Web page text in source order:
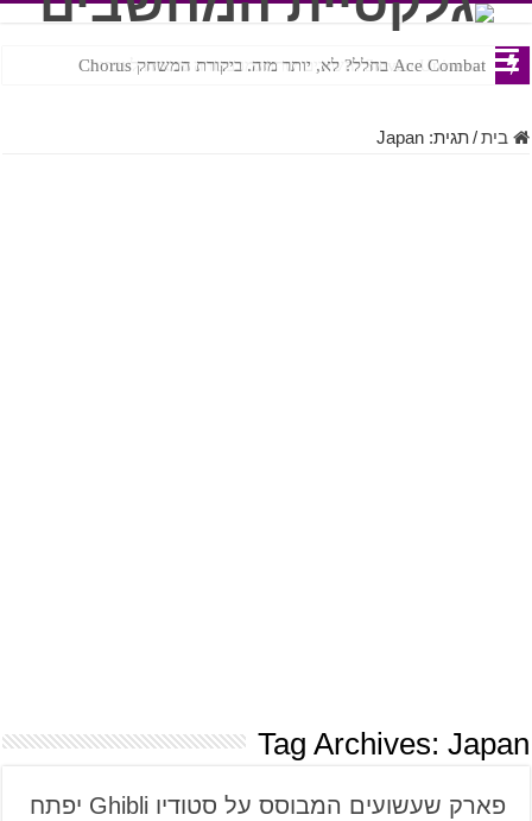
Ace Combat בחלל? לא, יותר מזה. ביקורת המשחק Chorus
Steven Universe והשירים שתורגמו בצורה נוראית לעברית
בית/תגית:Japan
Tag Archives: Japan
פארק שעשועים המבוסס על סטודיו Ghibli יפתח